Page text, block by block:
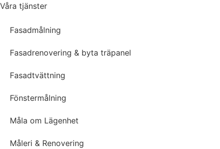
Våra tjänster
Fasadmålning
Fasadrenovering & byta träpanel
Fasadtvättning
Fönstermålning
Måla om Lägenhet
Måleri & Renovering